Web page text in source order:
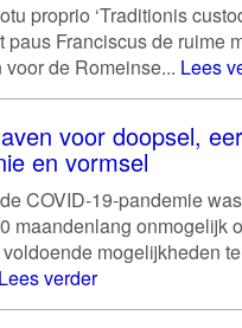
proprio ‘Traditionis
paus Franciscus de ruime
voor de Romeinse... Lees
voor doopsel,
en vormsel
COVID-19-pandemie
maandenlang onmogelijk
mogelijkheden
Lees verder